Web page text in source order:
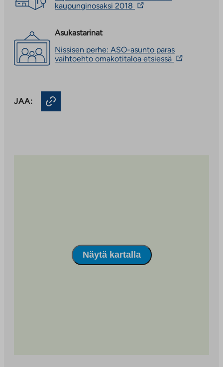
kaupunginosaksi 2018 Linkki
aukeaa
uuteen
Asukastarinat
Nissisen perhe: ASO-asunto paras
vaihtoehto omakotitaloa etsiessä Linkki
JAA:
Näytä kartalla